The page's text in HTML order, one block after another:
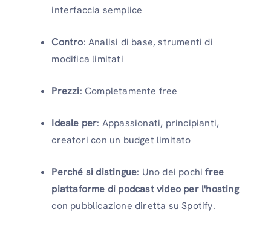
interfaccia semplice
Contro: Analisi di base, strumenti di
modifica limitati
Prezzi: Completamente free
Ideale per: Appassionati, principianti,
creatori con un budget limitato
Perché si distingue: Uno dei pochifree
piattaforme di podcast video per l'hosting
con pubblicazione diretta su Spotify.